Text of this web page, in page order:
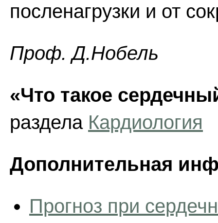
посленагрузки и от
Проф. Д.Нобель
«Что такое
раздела Кардиология
Дополнительная
Прогноз при